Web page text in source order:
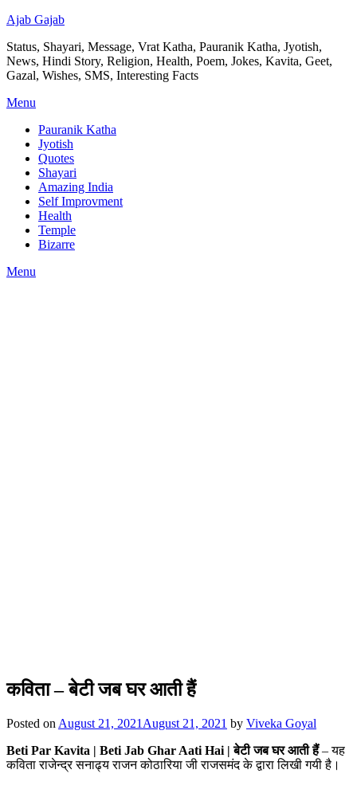
Ajab Gajab
Status, Shayari, Message, Vrat Katha, Pauranik Katha, Jyotish,
News, Hindi Story, Religion, Health, Poem, Jokes, Kavita, Geet,
Gazal, Wishes, SMS, Interesting Facts
Menu
Pauranik Katha
Jyotish
Quotes
Shayari
Amazing India
Self Improvment
Health
Temple
Bizarre
Menu
कविता – बेटी जब घर आती हैं
Posted on August 21, 2021 August 21, 2021 by Viveka Goyal
Beti Par Kavita | Beti Jab Ghar Aati Hai | बेटी जब घर आती हैं– यह
कविता राजेन्द्र सनाढ्य राजन कोठारिया जी राजसमंद के द्वारा लिखी गयी है।